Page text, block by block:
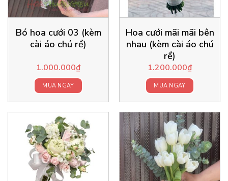
Bó hoa cưới 03 (kèm
cài áo chú rể)
1.000.000₫
MUA NGAY
Hoa cưới mãi mãi bên
nhau (kèm cài áo chú
rể)
1.200.000₫
MUA NGAY